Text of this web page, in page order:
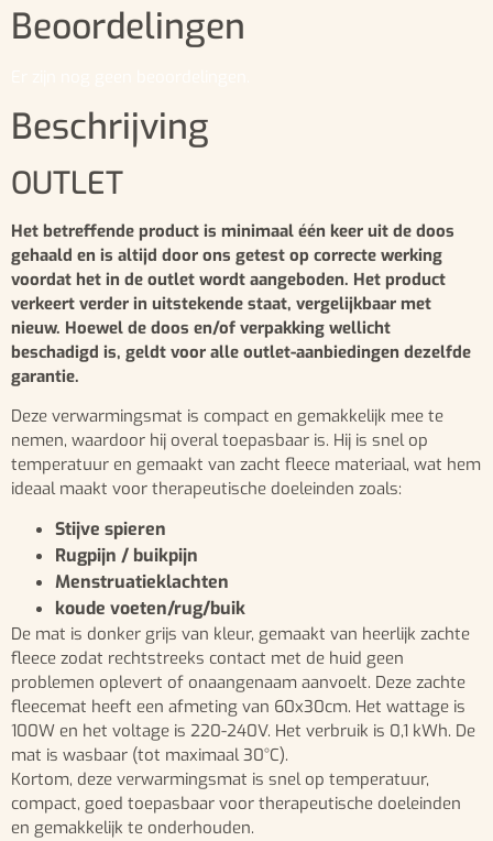
Beoordelingen
Beschrijving
OUTLET
Het betreffende product is minimaal één keer uit de doos
gehaald en is altijd door ons getest op correcte werking
voordat het in de outlet wordt aangeboden. Het product
verkeert verder in uitstekende staat, vergelijkbaar met
nieuw. Hoewel de doos en/of verpakking wellicht
beschadigd is, geldt voor alle outlet-aanbiedingen dezelfde
garantie.
Deze verwarmingsmat is compact en gemakkelijk mee te
nemen, waardoor hij overal toepasbaar is. Hij is snel op
temperatuur en gemaakt van zacht fleece materiaal, wat hem
ideaal maakt voor therapeutische doeleinden zoals:
Stijve spieren
Rugpijn / buikpijn
Menstruatieklachten
koude voeten/rug/buik
De mat is donker grijs van kleur, gemaakt van heerlijk zachte
fleece zodat rechtstreeks contact met de huid geen
problemen oplevert of onaangenaam aanvoelt. Deze zachte
fleecemat heeft een afmeting van 60x30cm. Het wattage is
100W en het voltage is 220-240V. Het verbruik is 0,1 kWh. De
mat is wasbaar (tot maximaal 30°C).
Kortom, deze verwarmingsmat is snel op temperatuur,
compact, goed toepasbaar voor therapeutische doeleinden
en gemakkelijk te onderhouden.